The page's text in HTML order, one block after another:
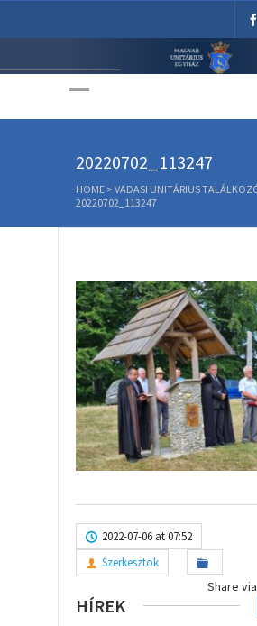
Unitárius
20220702_113247
HOME > VADASI UNITÁRIUS
20220702_113247
2022-07-06 at 07:52
Szerkesztok
Share
HÍREK